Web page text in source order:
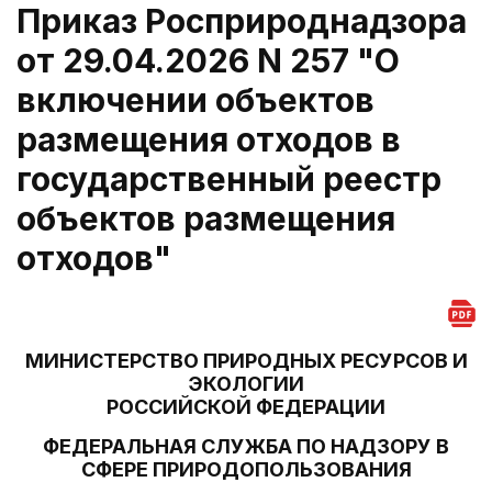
Приказ Росприроднадзора
от 29.04.2026 N 257 "О
включении объектов
размещения отходов в
государственный реестр
объектов размещения
отходов"
МИНИСТЕРСТВО ПРИРОДНЫХ РЕСУРСОВ И
ЭКОЛОГИИ
РОССИЙСКОЙ ФЕДЕРАЦИИ
ФЕДЕРАЛЬНАЯ СЛУЖБА ПО НАДЗОРУ В
СФЕРЕ ПРИРОДОПОЛЬЗОВАНИЯ